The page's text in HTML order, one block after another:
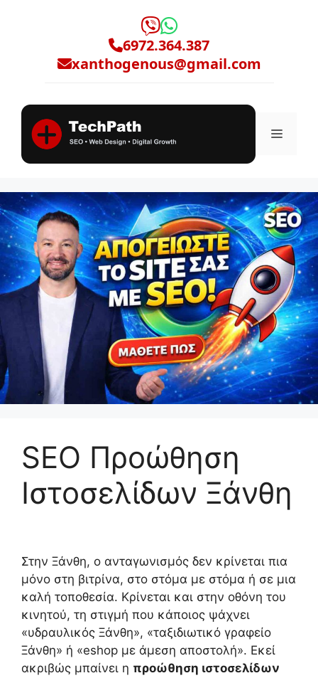
6972.364.387
xanthogenous@gmail.com
SEO Προώθηση
Ιστοσελίδων Ξάνθη
Στην Ξάνθη, ο ανταγωνισμός δεν κρίνεται πια
μόνο στη βιτρίνα, στο στόμα με στόμα ή σε μια
καλή τοποθεσία. Κρίνεται και στην οθόνη του
κινητού, τη στιγμή που κάποιος ψάχνει
«υδραυλικός Ξάνθη», «ταξιδιωτικό γραφείο
Ξάνθη» ή «eshop με άμεση αποστολή». Εκεί
ακριβώς μπαίνει η προώθηση ιστοσελίδων